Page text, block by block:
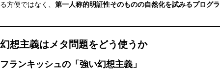
る方便ではなく、 第一人称的明証性そのものの自然化を試みるプログ
幻想主義はメタ問題をどう使うか
フランキッシュの「強い幻想主義」